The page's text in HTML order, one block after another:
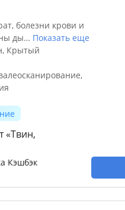
болезни крови и
ды… Показать еще
Крытый
«Твин,
Кэшбэк